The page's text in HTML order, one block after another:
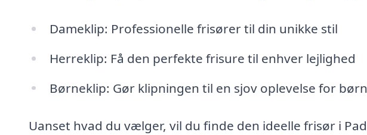
Dameklip: Professionelle frisører til din unikke stil
Herreklip: Få den perfekte frisure til enhver lejlighed
Børneklip: Gør klipningen til en sjov oplevelse for
Uanset hvad du vælger, vil du finde den ideelle frisør i